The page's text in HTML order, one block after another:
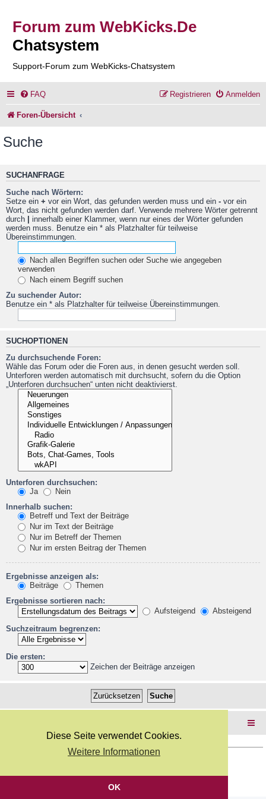
Diese Seite verwendet Cookies.
Weitere Informationen
OK
Forum zum WebKicks.De
Chatsystem
Support-Forum zum WebKicks-Chatsystem
FAQ Anmelden
Registrieren
Foren-Übersicht
Suche
SUCHANFRAGE
Suche nach Wörtern:
Setze ein + vor ein Wort, das gefunden werden muss und ein - vor ein
Wort, das nicht gefunden werden darf. Verwende mehrere Wörter getrennt
durch | innerhalb einer Klammer, wenn nur eines der Wörter gefunden
werden muss. Benutze ein * als Platzhalter für teilweise
Übereinstimmungen.
Nach allen Begriffen suchen oder Suche wie angegeben
verwenden
Nach einem Begriff suchen
Zu suchender Autor:
Benutze ein * als Platzhalter für teilweise Übereinstimmungen.
SUCHOPTIONEN
Zu durchsuchende Foren:
Wähle das Forum oder die Foren aus, in denen gesucht werden soll.
Unterforen werden automatisch mit durchsucht, sofern du die Option
„Unterforen durchsuchen“ unten nicht deaktivierst.
Unterforen durchsuchen:
Ja
Nein
Innerhalb suchen:
Betreff und Text der Beiträge
Nur im Text der Beiträge
Nur im Betreff der Themen
Nur im ersten Beitrag der Themen
Ergebnisse anzeigen als:
Beiträge
Themen
Ergebnisse sortieren nach:
Aufsteigend
Absteigend
Suchzeitraum begrenzen:
Die ersten:
Zeichen der Beiträge anzeigen
Deutsche Übersetzung durchphpBB.de